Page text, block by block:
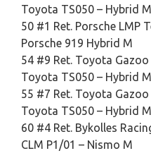
Toyota TS050 – Hybrid M
50 #1 Ret. Porsche LMP
Porsche 919 Hybrid M
54 #9 Ret. Toyota Gazoo
Toyota TS050 – Hybrid M
55 #7 Ret. Toyota Gazoo
Toyota TS050 – Hybrid M
60 #4 Ret. Bykolles
CLM P1/01 – Nismo M